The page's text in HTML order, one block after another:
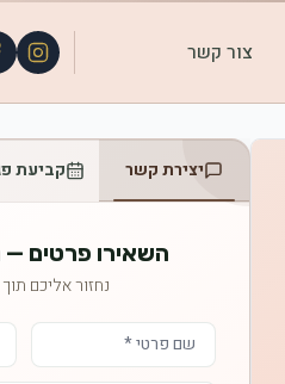
צור קשר
יצירת קשר קביעת
השאירו פרטים —
נחזור אליכם תוך 24 שעות